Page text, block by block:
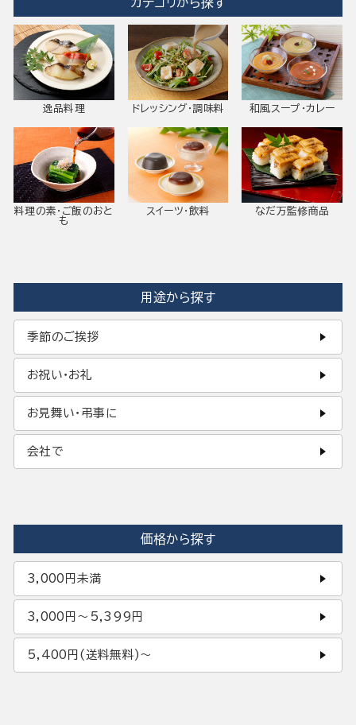
逸品料理 ドレッシング・調味料 和風スープ・カレー
料理の素・ご飯のおと
も
スイーツ・飲料 なだ万監修商品
用途から探す
季節のご挨拶
お祝い・お礼
お見舞い・弔事に
会社で
価格から探す
3,000円未満
3,000円〜5,399円
5,400円(送料無料)〜